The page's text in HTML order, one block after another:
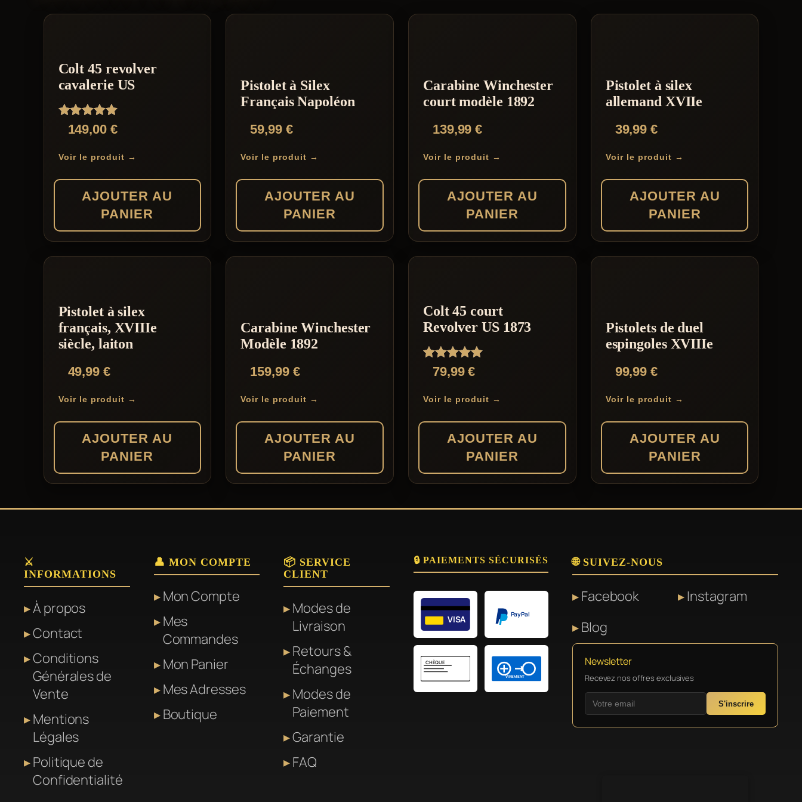
Colt 45 revolver
cavalerie US
Note
5.00
149,00 €
Voir le produit →
AJOUTER AU
PANIER
Pistolet à Silex
Français Napoléon
59,99 €
Voir le produit →
AJOUTER AU
PANIER
Carabine Winchester
court modèle 1892
139,99€
Voir le produit →
AJOUTER AU
PANIER
Pistolet à silex
allemand XVIIe
39,99€
Voir le produit →
AJOUTER AU
PANIER
Pistolet à silex
français, XVIIIe
siècle, laiton
49,99 €
Voir le produit →
AJOUTER AU
PANIER
Carabine Winchester
Modèle 1892
159,99 €
Voir le produit →
AJOUTER AU
PANIER
Colt 45 court
Revolver US 1873
Note
5.00
79,99€
Voir le produit →
AJOUTER AU
PANIER
Pistolets de duel
espingoles XVIIIe
99,99€
Voir le produit →
AJOUTER AU
PANIER
⚔️
INFORMATIONS
À propos
Contact
Conditions
Générales de
Vente
Mentions
Légales
Politique de
Confidentialité
👤 MON COMPTE
Mon Compte
Mes
Commandes
Mon Panier
Mes Adresses
Boutique
📦 SERVICE
CLIENT
Modes de
Livraison
Retours &
Échanges
Modes de
Paiement
Garantie
FAQ
🔒 PAIEMENTS SÉCURISÉS
VISA PayPal
CHÈQUE
VIREMENT
🌐 SUIVEZ-NOUS
Facebook
Instagram
Blog
Newsletter
Recevez nos offres exclusives
S'inscrire